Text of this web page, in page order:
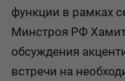
функции в рамках
Минстроя РФ
обсуждения
встречи на